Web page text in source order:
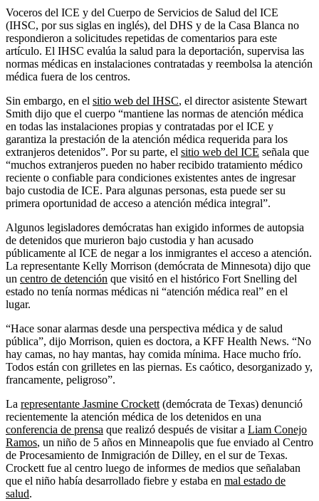
Voceros del ICE y del Cuerpo de Servicios de Salud del ICE
(IHSC, por sus siglas en inglés), del DHS y de la Casa Blanca no
respondieron a solicitudes repetidas de comentarios para este
artículo. El IHSC evalúa la salud para la deportación, supervisa las
normas médicas en instalaciones contratadas y reembolsa la atención
médica fuera de los centros.
Sin embargo, en el sitio web del IHSC, el director asistente Stewart
Smith dijo que el cuerpo “mantiene las normas de atención médica
en todas las instalaciones propias y contratadas por el ICE y
garantiza la prestación de la atención médica requerida para los
extranjeros detenidos”. Por su parte, el sitio web del ICE señala que
“muchos extranjeros pueden no haber recibido tratamiento médico
reciente o confiable para condiciones existentes antes de ingresar
bajo custodia de ICE. Para algunas personas, esta puede ser su
primera oportunidad de acceso a atención médica integral”.
Algunos legisladores demócratas han exigido informes de autopsia
de detenidos que murieron bajo custodia y han acusado
públicamente al ICE de negar a los inmigrantes el acceso a atención.
La representante Kelly Morrison (demócrata de Minnesota) dijo que
un centro de detención que visitó en el histórico Fort Snelling del
estado no tenía normas médicas ni “atención médica real” en el
lugar.
“Hace sonar alarmas desde una perspectiva médica y de salud
pública”, dijo Morrison, quien es doctora, a KFF Health News. “No
hay camas, no hay mantas, hay comida mínima. Hace mucho frío.
Todos están con grilletes en las piernas. Es caótico, desorganizado y,
francamente, peligroso”.
La representante Jasmine Crockett (demócrata de Texas) denunció
recientemente la atención médica de los detenidos en una
conferencia de prensa que realizó después de visitar a Liam Conejo
Ramos, un niño de 5 años en Minneapolis que fue enviado al Centro
de Procesamiento de Inmigración de Dilley, en el sur de Texas.
Crockett fue al centro luego de informes de medios que señalaban
que el niño había desarrollado fiebre y estaba en mal estado de
salud.